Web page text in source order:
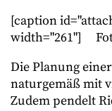
[caption
width="261"]
Die Planung
naturgemäß mit
Zudem pendelt